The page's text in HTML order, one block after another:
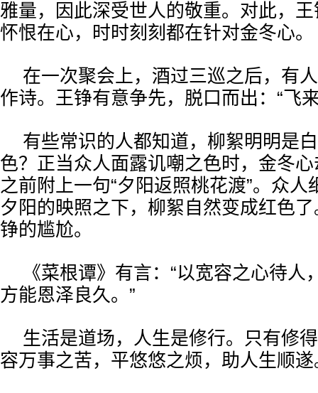
雅量，因此深受世人的敬重。对此，
怀恨在心，时时刻刻都在针对金冬心。
在一次聚会上，酒过三巡之后，有
作诗。王铮有意争先，脱口而出：“飞
有些常识的人都知道，柳絮明明是
色？正当众人面露讥嘲之色时，金冬
之前附上一句“夕阳返照桃花渡”。众人
夕阳的映照之下，柳絮自然变成红色
铮的尴尬。
《菜根谭》有言：“以宽容之心待人
方能恩泽良久。”
生活是道场，人生是修行。只有修
容万事之苦，平悠悠之烦，助人生顺遂